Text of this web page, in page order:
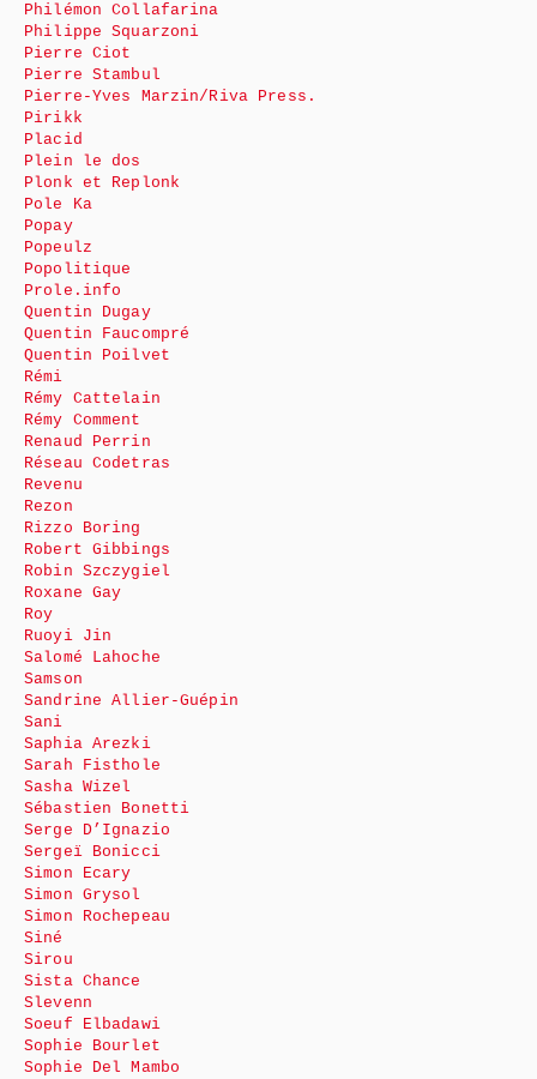
Philémon Collafarina
Philippe Squarzoni
Pierre Ciot
Pierre Stambul
Pierre-Yves Marzin/Riva Press.
Pirikk
Placid
Plein le dos
Plonk et Replonk
Pole Ka
Popay
Popeulz
Popolitique
Prole.info
Quentin Dugay
Quentin Faucompré
Quentin Poilvet
Rémi
Rémy Cattelain
Rémy Comment
Renaud Perrin
Réseau Codetras
Revenu
Rezon
Rizzo Boring
Robert Gibbings
Robin Szczygiel
Roxane Gay
Roy
Ruoyi Jin
Salomé Lahoche
Samson
Sandrine Allier-Guépin
Sani
Saphia Arezki
Sarah Fisthole
Sasha Wizel
Sébastien Bonetti
Serge D’Ignazio
Sergeï Bonicci
Simon Ecary
Simon Grysol
Simon Rochepeau
Siné
Sirou
Sista Chance
Slevenn
Soeuf Elbadawi
Sophie Bourlet
Sophie Del Mambo